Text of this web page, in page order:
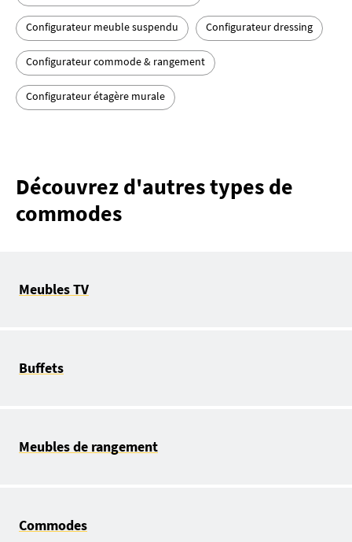
Configurateur meuble suspendu Configurateur dressing
Configurateur commode & rangement
Configurateur étagère murale
Découvrez d'autres types de
commodes
Meubles TV
Buffets
Meubles de rangement
Commodes